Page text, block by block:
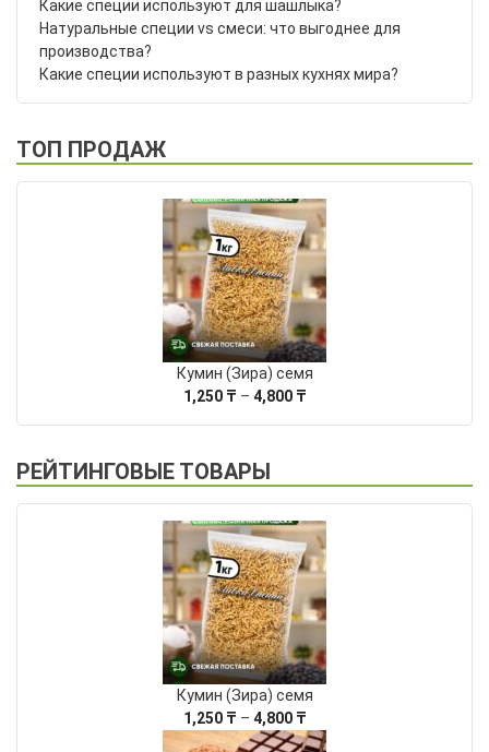
Какие специи используют для шашлыка?
Натуральные специи vs смеси: что выгоднее для
производства?
Какие специи используют в разных кухнях мира?
ТОП ПРОДАЖ
Кумин (Зира) семя
1,250 ₸ – 4,800 ₸Диапазон
4,800 ₸
РЕЙТИНГОВЫЕ ТОВАРЫ
Кумин (Зира) семя
1,250 ₸ – 4,800 ₸Диапазон
цен: